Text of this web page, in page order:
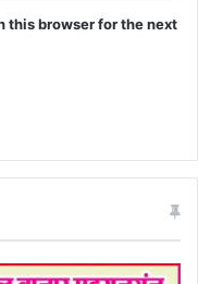
this browser for the next